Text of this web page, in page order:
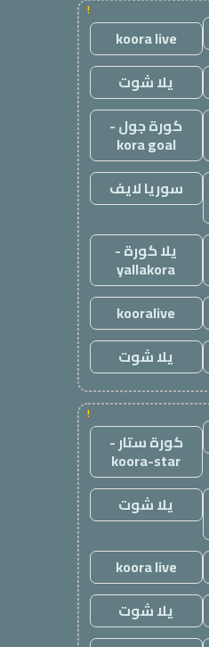
!
koora live
يلا شوت
كورة جول -
kora goal
سوريا لايف
يلا كورة -
yallakora
kooralive
يلا شوت
!
كورة ستار -
koora-star
يلا شوت
koora live
يلا شوت